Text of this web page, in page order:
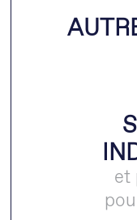
et